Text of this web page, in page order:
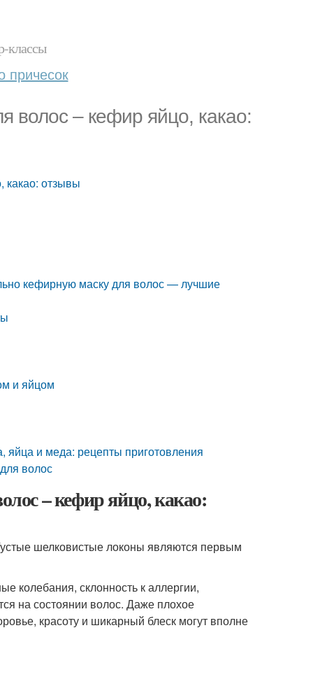
классы
причесок
волос – кефир яйцо, какао:
какао: отзывы
кефирную маску для волос — лучшие
и яйцом
и меда: рецепты приготовления
волос
– кефир яйцо, какао:
шелковистые локоны являются первым
колебания, склонность к аллергии,
на состоянии волос. Даже плохое
красоту и шикарный блеск могут вполне